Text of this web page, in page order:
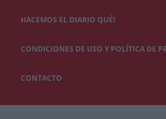
HACEMOS EL DIARIO QUÉ!
CONDICIONES DE USO Y POLÍTICA DE
CONTACTO